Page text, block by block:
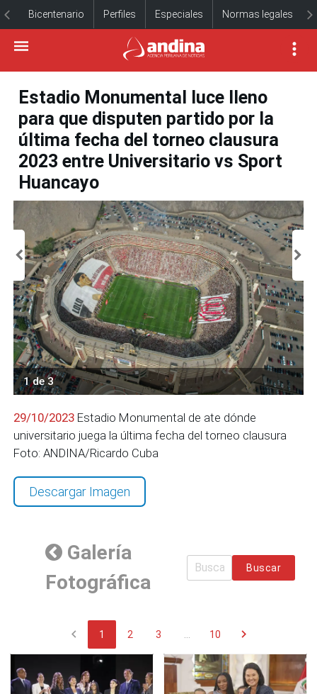
Bicentenario Perfiles Especiales Normas legales
Estadio Monumental luce lleno
para que disputen partido por la
última fecha del torneo clausura
2023 entre Universitario vs Sport
Huancayo
1 de 3
29/10/2023 Estadio Monumental de ate dónde
universitario juega la última fecha del torneo clausura
Foto: ANDINA/Ricardo Cuba
Descargar Imagen
Galería
Fotográfica
Buscar
chevron_left 1 2 3 10 chevron_right